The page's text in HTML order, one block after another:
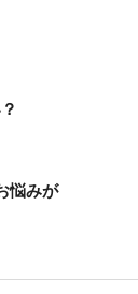
悩みが